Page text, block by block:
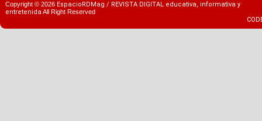
Copyright © 2026 EspacioRDMag / REVISTA DIGITAL educativa, informativa y
entretenidaAll Right Reserved